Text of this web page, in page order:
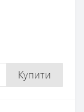
Купити